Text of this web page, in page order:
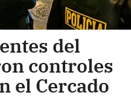
del
controles
el Cercado